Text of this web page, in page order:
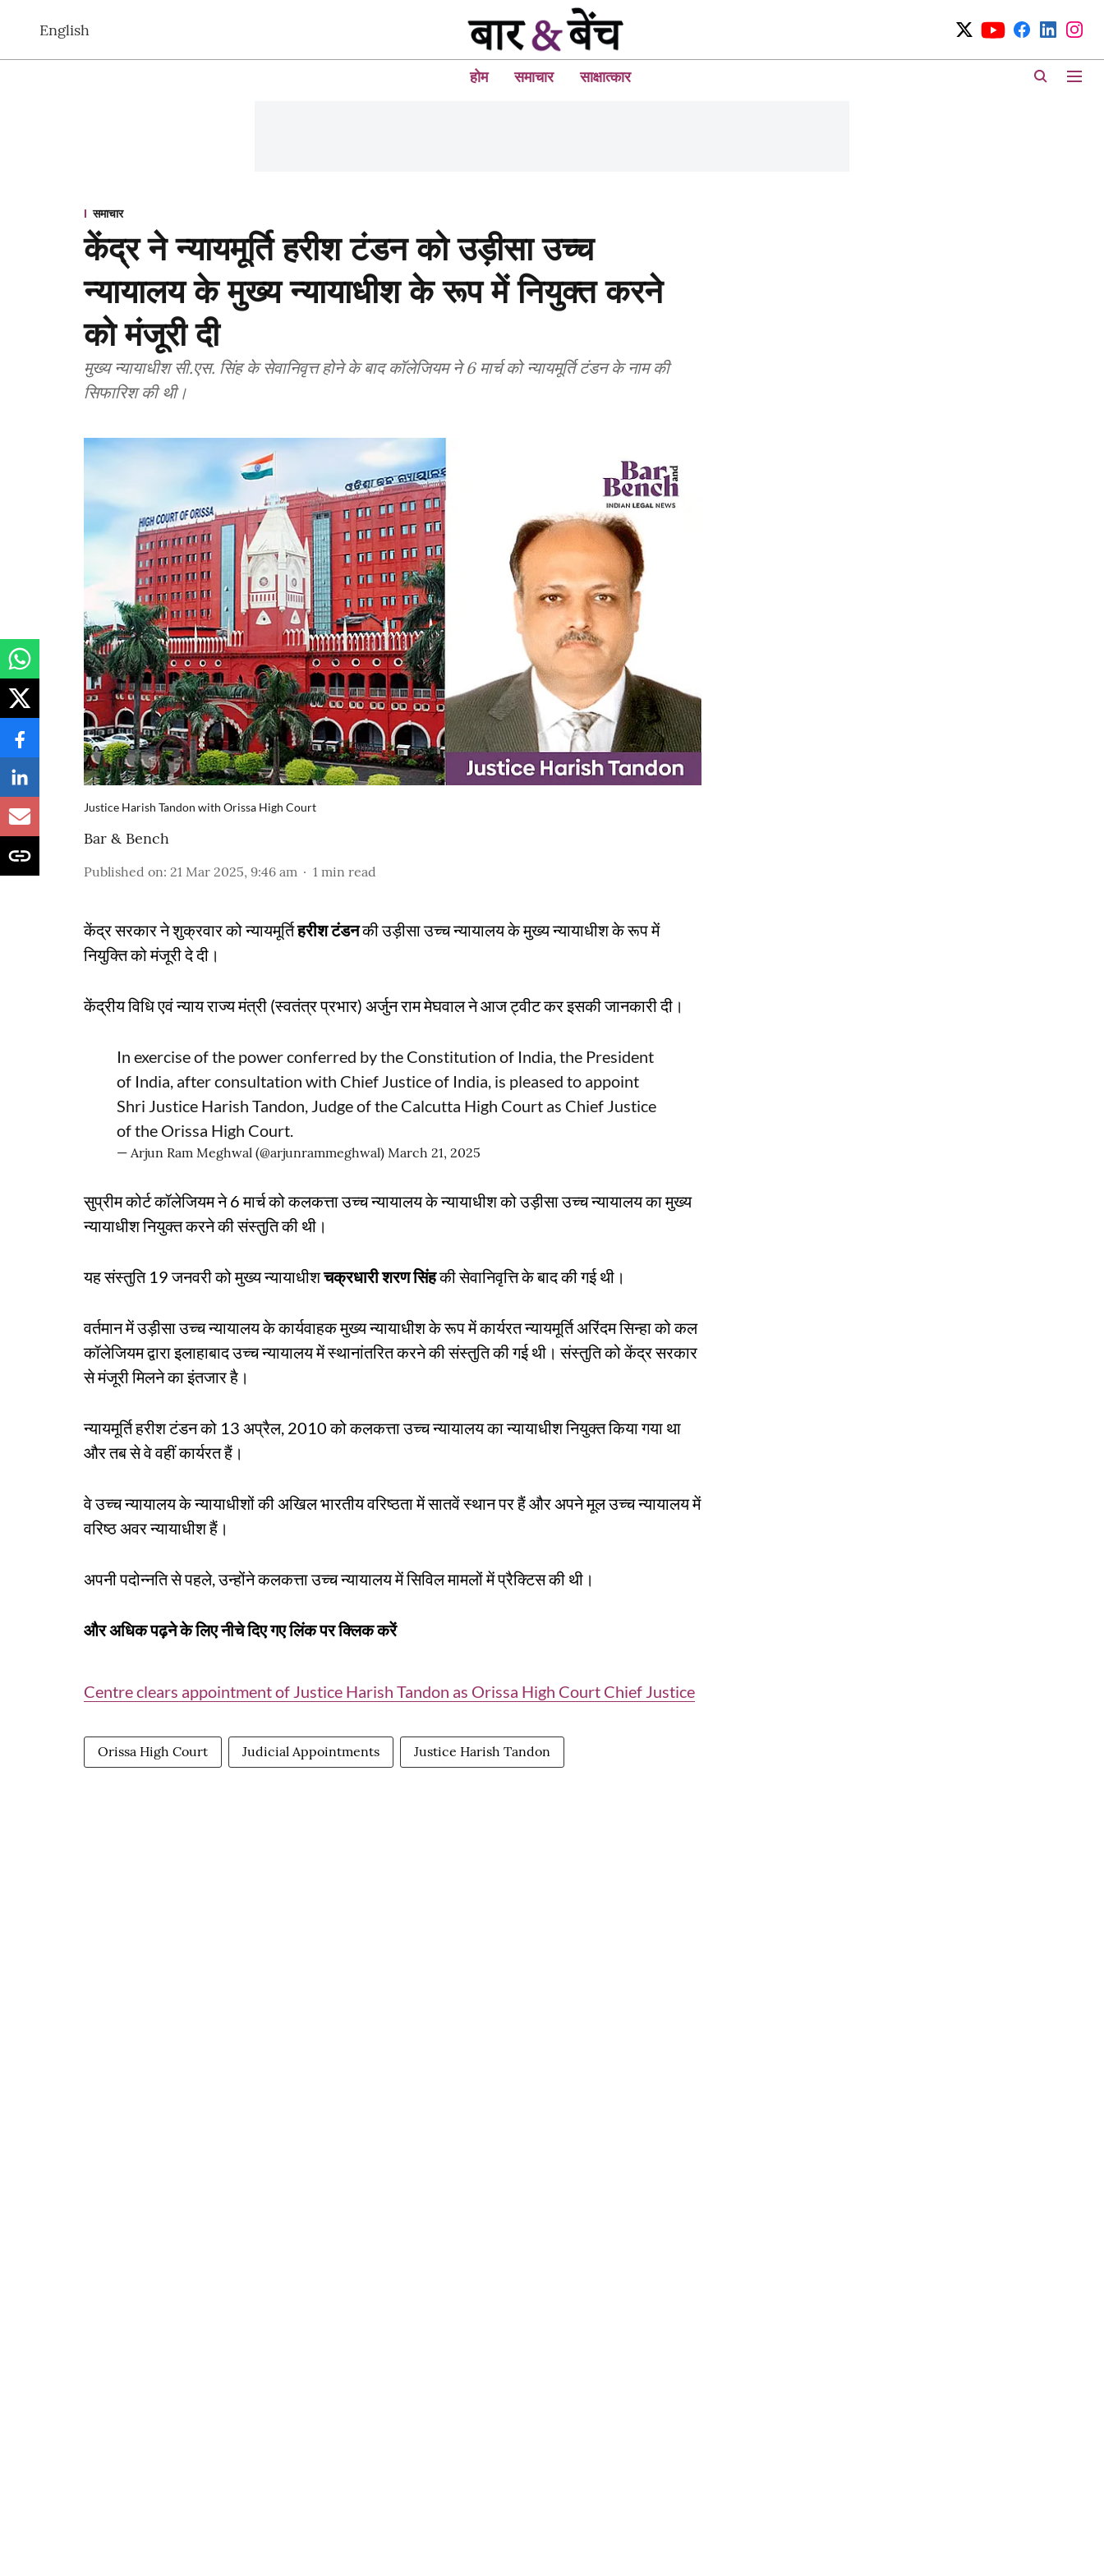
English
होम समाचार साक्षात्कार
समाचार
केंद्र ने न्यायमूर्ति हरीश टंडन को उड़ीसा उच्च
न्यायालय के मुख्य न्यायाधीश के रूप में नियुक्त करने
को मंजूरी दी
मुख्य न्यायाधीश सी.एस. सिंह के सेवानिवृत्त होने के बाद कॉलेजियम ने 6 मार्च को न्यायमूर्ति टंडन के नाम की
सिफारिश की थी।
Justice Harish Tandon with Orissa High Court
Bar & Bench
Published on: 21 Mar 2025, 9:46 am 1 min read
केंद्र सरकार ने शुक्रवार को न्यायमूर्तिहरीश टंडनकी उड़ीसा उच्च न्यायालय के मुख्य न्यायाधीश के रूप में
नियुक्ति को मंजूरी दे दी।
केंद्रीय विधि एवं न्याय राज्य मंत्री (स्वतंत्र प्रभार) अर्जुन राम मेघवाल ने आज ट्वीट कर इसकी जानकारी दी।
In exercise of the power conferred by the Constitution of India, the President
of India, after consultation with Chief Justice of India, is pleased to appoint
Shri Justice Harish Tandon, Judge of the Calcutta High Court as Chief Justice
of the Orissa High Court.
— Arjun Ram Meghwal (@arjunrammeghwal) March 21, 2025
सुप्रीम कोर्ट कॉलेजियम ने 6 मार्च को कलकत्ता उच्च न्यायालय के न्यायाधीश को उड़ीसा उच्च न्यायालय का मुख्य
न्यायाधीश नियुक्त करने की संस्तुति की थी।
यह संस्तुति 19 जनवरी को मुख्य न्यायाधीशचक्रधारी शरण सिंहकी सेवानिवृत्ति के बाद की गई थी।
वर्तमान में उड़ीसा उच्च न्यायालय के कार्यवाहक मुख्य न्यायाधीश के रूप में कार्यरत न्यायमूर्ति अरिंदम सिन्हा को कल
कॉलेजियम द्वारा इलाहाबाद उच्च न्यायालय में स्थानांतरित करने की संस्तुति की गई थी। संस्तुति को केंद्र सरकार
से मंजूरी मिलने का इंतजार है।
न्यायमूर्ति हरीश टंडन को 13 अप्रैल, 2010 को कलकत्ता उच्च न्यायालय का न्यायाधीश नियुक्त किया गया था
और तब से वे वहीं कार्यरत हैं।
वे उच्च न्यायालय के न्यायाधीशों की अखिल भारतीय वरिष्ठता में सातवें स्थान पर हैं और अपने मूल उच्च न्यायालय में
वरिष्ठ अवर न्यायाधीश हैं।
अपनी पदोन्नति से पहले, उन्होंने कलकत्ता उच्च न्यायालय में सिविल मामलों में प्रैक्टिस की थी।
और अधिक पढ़ने के लिए नीचे दिए गए लिंक पर क्लिक करें
Centre clears appointment of Justice Harish Tandon as Orissa High Court Chief Justice
Orissa High Court Judicial Appointments Justice Harish Tandon